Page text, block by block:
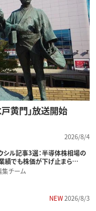
戸黄門」放送開始
2026/8/4
シル記事3選：半導体株相場の
績でも株価が下げ止まら…
集チーム
NEW2026/8/3